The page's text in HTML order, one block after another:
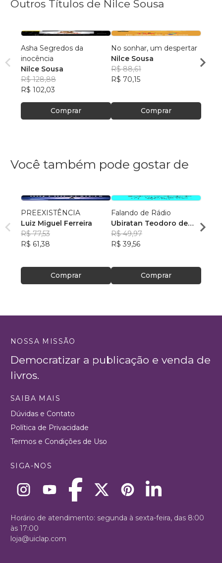
Outros Títulos de Nilce Sousa
Asha Segredos da
inocência
Nilce Sousa
R$ 128,88
R$ 102,03
Comprar
No sonhar, um despertar
Nilce Sousa
R$ 88,61
R$ 70,15
Comprar
Nilce
R$
Você também pode gostar de
PREEXISTÊNCIA
Luiz Miguel Ferreira
R$ 77,53
R$ 61,38
Comprar
Falando de Rádio
Ubiratan Teodoro de
Souza
R$ 49,97
R$ 39,56
Comprar
NOSSA MISSÃO
Democratizar a publicação e venda de
livros.
SAIBA MAIS
Dúvidas e Contato
Política de Privacidade
Termos e Condições de Uso
SIGA-NOS
Horário de atendimento: segunda à sexta-feira, das 8:00
às 17:00
loja@uiclap.com